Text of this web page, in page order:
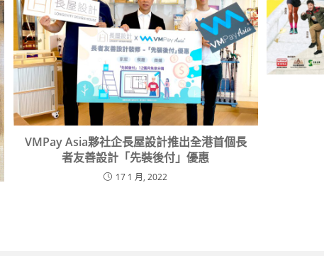
VMPay Asia夥社企長屋設計推出全港首個長
者友善設計「先裝後付」優惠
17 1 月, 2022